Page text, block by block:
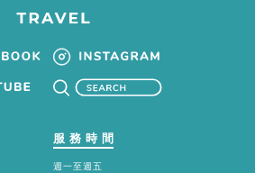
服務時間
週一至週五